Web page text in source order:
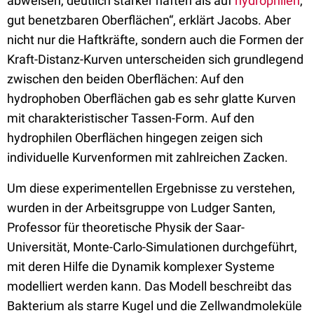
gut benetzbaren Oberflächen“, erklärt Jacobs. Aber
nicht nur die Haftkräfte, sondern auch die Formen der
Kraft-Distanz-Kurven unterscheiden sich grundlegend
zwischen den beiden Oberflächen: Auf den
hydrophoben Oberflächen gab es sehr glatte Kurven
mit charakteristischer Tassen-Form. Auf den
hydrophilen Oberflächen hingegen zeigen sich
individuelle Kurvenformen mit zahlreichen Zacken.
Um diese experimentellen Ergebnisse zu verstehen,
wurden in der Arbeitsgruppe von Ludger Santen,
Professor für theoretische Physik der Saar-
Universität, Monte-Carlo-Simulationen durchgeführt,
mit deren Hilfe die Dynamik komplexer Systeme
modelliert werden kann. Das Modell beschreibt das
Bakterium als starre Kugel und die Zellwandmoleküle